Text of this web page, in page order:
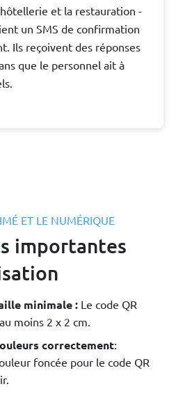
et la restauration -
un SMS de confirmation
Ils reçoivent des réponses
que le personnel ait à
ET LE NUMÉRIQUE
importantes
minimale : Le code QR
moins 2 x 2 cm.
correctement:
foncée pour le code QR